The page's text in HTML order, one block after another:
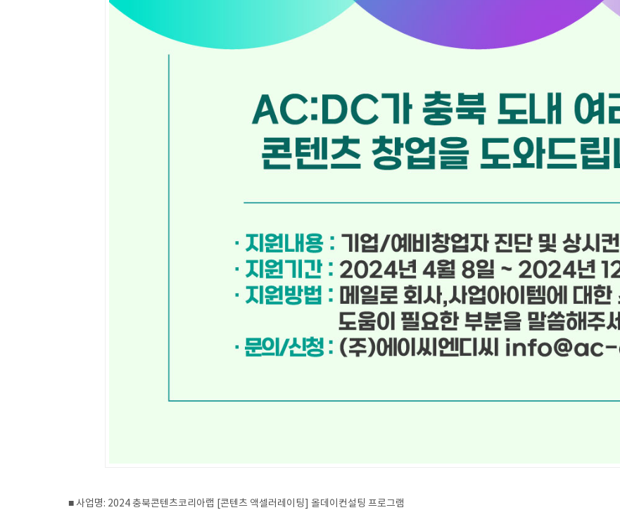
■ 사업명: 2024 충북콘텐츠코리아랩 [콘텐츠 액셀러레이팅] 올데이컨설팅 프로그램